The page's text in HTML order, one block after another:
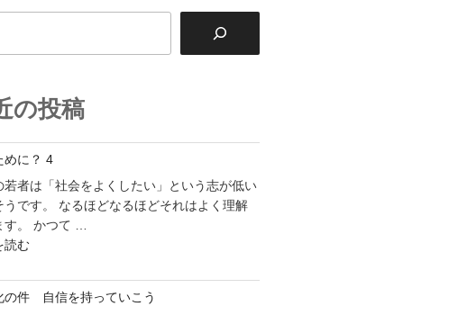
の投稿
めに？ 4
若者は「社会をよくしたい」という志が低い
うです。 なるほどなるほどそれはよく理解
す。 かつて …
読む
の件 自信を持っていこう